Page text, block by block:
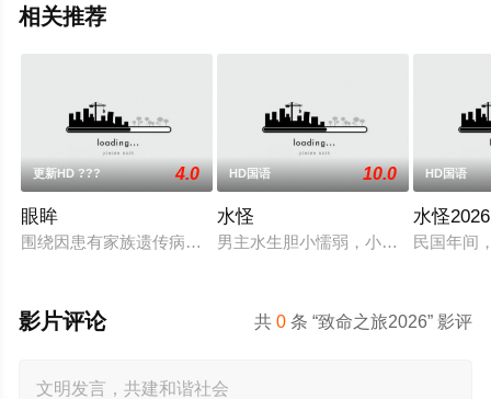
相关推荐
更新HD ??? 4.0
眼眸
围绕因患有家族遗传病而导致视力逐渐丧失的摄影师瑞真展开
HD国语 10.0
水怪
男主水生胆小懦弱，小时候和父亲一
HD国语
水怪2026
民国年间
共0 条 “致命之旅2026” 影评
影片评论